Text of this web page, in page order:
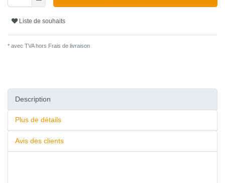
Liste de souhaits
* avec TVA hors Frais de livraison
Description
Plus de détails
Avis des clients